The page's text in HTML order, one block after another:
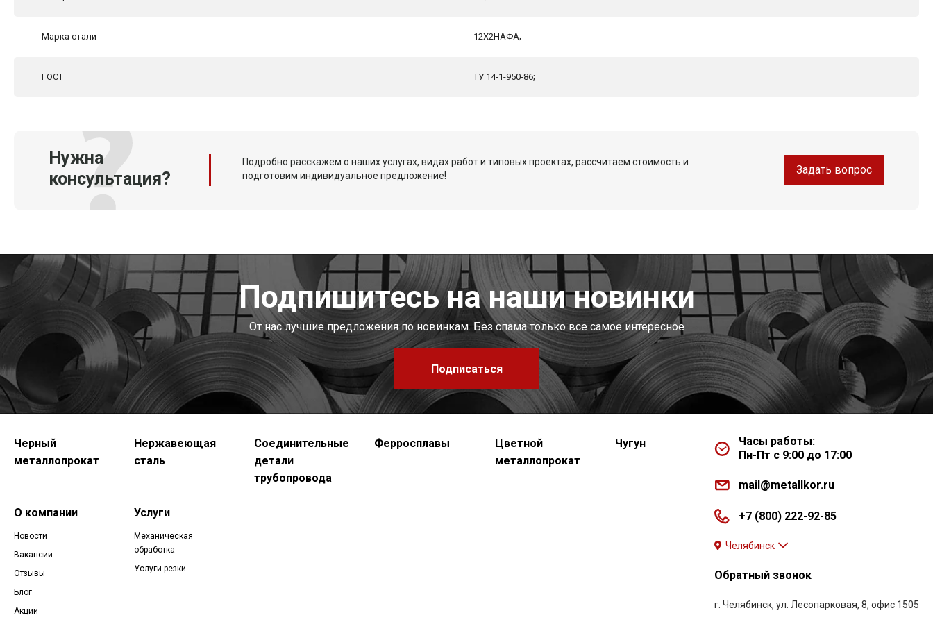
Марка стали 12Х2НАФА;
ГОСТ ТУ 14-1-950-86;
Нужна
консультация?
Подробно расскажем о наших услугах, видах работ и типовых проектах, рассчитаем стоимость и
подготовим индивидуальное предложение!
Задать вопрос
Подпишитесь на наши новинки
От нас лучшие предложения по новинкам. Без спама только все самое интересное
Подписаться
Черный
металлопрокат
Нержавеющая
сталь
Соединительные
детали
трубопровода
Ферросплавы
Цветной
металлопрокат
Чугун
О компании
Новости
Вакансии
Отзывы
Блог
Акции
Услуги
Механическая
обработка
Услуги резки
Часы работы:
Пн-Пт с 9:00 до 17:00
mail@metallkor.ru
+7 (800) 222-92-85
Челябинск
Обратный звонок
г. Челябинск, ул. Лесопарковая, 8, офис 1505